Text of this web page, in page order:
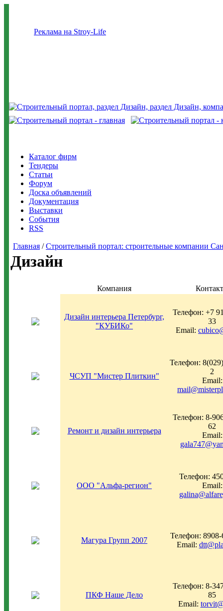
Реклама на Stroy-Life
Каталог фирм
Тендеры
Статьи
Форум
Доска объявлений
Документация
Выставки
События
RSS
Главная /Строительный портал: строительные компании
Дизайн
Компания
Дизайн интерьера Петербург,
"КУБИКо"
Телефон: +7
33
Email:
ЧСУП "Мистер Плиткин"
Телефон:
2
Email:
Ремонт и дизайн интерьера
Телефон: 8-
62
Email:
ООО "Альфа-регион"
Телефон:
Email:
Магура Групп 2007
Телефон:
Email:
ПКФ Наше Дело
Телефон: 8-
85
Email: